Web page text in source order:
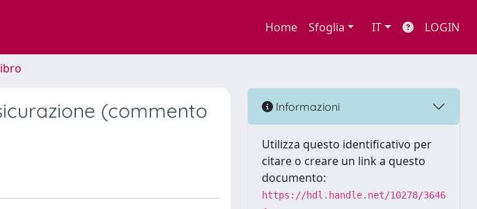
Home Sfoglia IT LOGIN
(commento
Informazioni
Utilizza questo identificativo per
citare o creare un link a questo
documento:
https://hdl.handle.net/10278/3646